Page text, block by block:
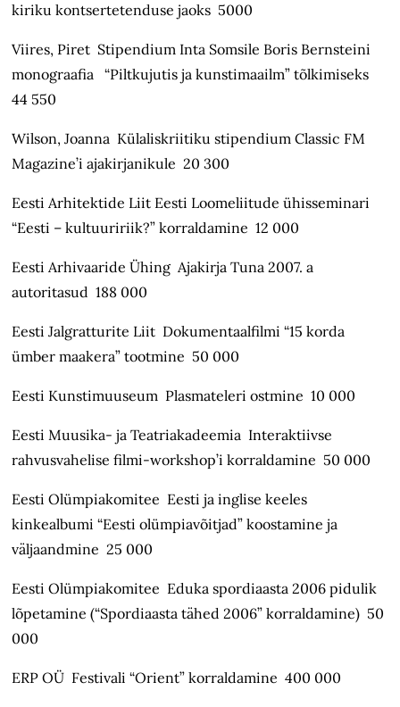
kiriku kontsertetenduse jaoks 5000
Viires, Piret Stipendium Inta Somsile Boris Bernsteini
monograafia “Piltkujutis ja kunstimaailm” tõlkimiseks
44 550
Wilson, Joanna Külaliskriitiku stipendium Classic FM
Magazine’i ajakirjanikule 20 300
Eesti Arhitektide Liit Eesti Loomeliitude ühisseminari
“Eesti – kultuuririik?” korraldamine 12 000
Eesti Arhivaaride Ühing Ajakirja Tuna 2007. a
autoritasud 188 000
Eesti Jalgratturite Liit Dokumentaalfilmi “15 korda
ümber maakera” tootmine 50 000
Eesti Kunstimuuseum Plasmateleri ostmine 10 000
Eesti Muusika- ja Teatriakadeemia Interaktiivse
rahvusvahelise filmi-workshop’i korraldamine 50 000
Eesti Olümpiakomitee Eesti ja inglise keeles
kinkealbumi “Eesti olümpiavõitjad” koostamine ja
väljaandmine 25 000
Eesti Olümpiakomitee Eduka spordiaasta 2006 pidulik
lõpetamine (“Spordiaasta tähed 2006” korraldamine) 50
000
ERP OÜ Festivali “Orient” korraldamine 400 000